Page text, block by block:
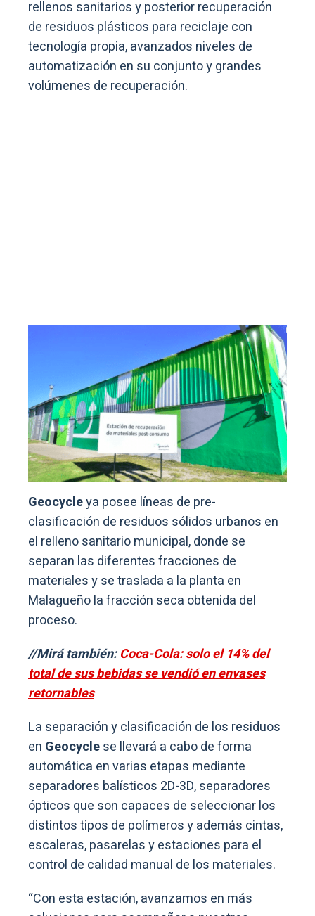
rellenos sanitarios y posterior recuperación
de residuos plásticos para reciclaje con
tecnología propia, avanzados niveles de
automatización en su conjunto y grandes
volúmenes de recuperación.
Geocycleya posee líneas de pre-
clasificación de residuos sólidos urbanos en
el relleno sanitario municipal, donde se
separan las diferentes fracciones de
materiales y se traslada a la planta en
Malagueño la fracción seca obtenida del
proceso.
//Mirá también:Coca-Cola: solo el 14% del
total de sus bebidas se vendió en envases
retornables
La separación y clasificación de los residuos
en Geocyclese llevará a cabo de forma
automática en varias etapas mediante
separadores balísticos 2D-3D, separadores
ópticos que son capaces de seleccionar los
distintos tipos de polímeros y además cintas,
escaleras, pasarelas y estaciones para el
control de calidad manual de los materiales.
“Con esta estación, avanzamos en más